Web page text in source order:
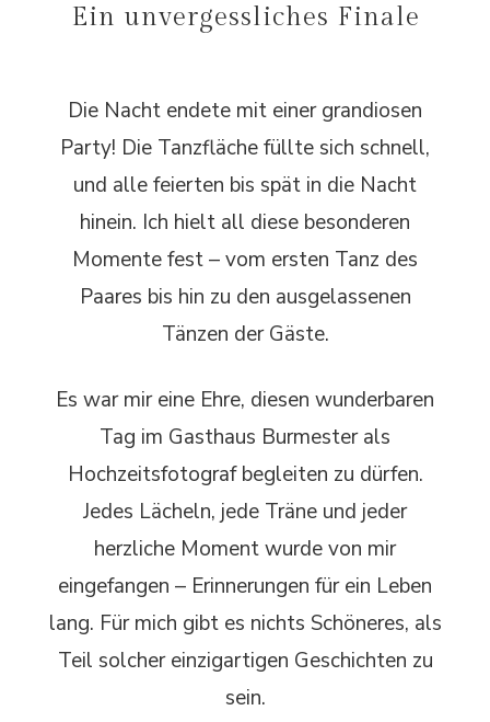
Ein unvergessliches Finale
Die Nacht endete mit einer grandiosen
Party! Die Tanzfläche füllte sich schnell,
und alle feierten bis spät in die Nacht
hinein. Ich hielt all diese besonderen
Momente fest – vom ersten Tanz des
Paares bis hin zu den ausgelassenen
Tänzen der Gäste.
Es war mir eine Ehre, diesen wunderbaren
Tag im Gasthaus Burmester als
Hochzeitsfotograf begleiten zu dürfen.
Jedes Lächeln, jede Träne und jeder
herzliche Moment wurde von mir
eingefangen – Erinnerungen für ein Leben
lang. Für mich gibt es nichts Schöneres, als
Teil solcher einzigartigen Geschichten zu
sein.